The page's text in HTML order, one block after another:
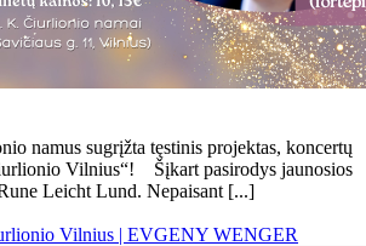
namus sugrįžta tęstinis projektas, koncertų
Vilnius“! Šįkart pasirodys jaunosios
Leicht Lund. Nepaisant [...]
Vilnius | EVGENY WENGER